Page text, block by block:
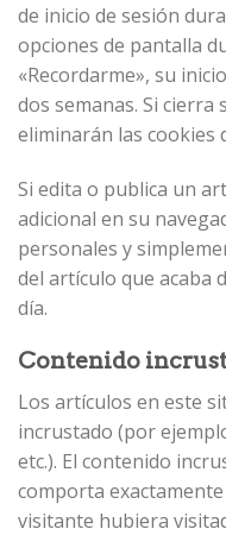
de inicio de sesión
opciones de pantalla
«Recordarme», su
dos semanas. Si cierra
eliminarán las cookies
Si edita o publica un
adicional en su
personales y
del artículo que acaba
día.
Contenido
Los artículos en este
incrustado (por
etc.). El contenido
comporta
visitante hubiera